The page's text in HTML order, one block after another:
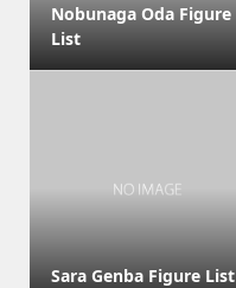
Nobunaga Oda Figure
List
Sara Genba Figure List